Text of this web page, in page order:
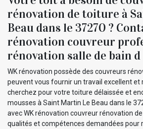
rénovation de toiture à
Beau dans le 37270 ?
rénovation couvreur
rénovation salle de bain d
WK rénovation possède des couvreurs
peuvent vous fournir un travail excellent et
cherchez pour votre toiture délaissée et
mousses à Saint Martin Le Beau dans le
avec WK rénovation couvreur rénovation
qualités et compétences demandées pour